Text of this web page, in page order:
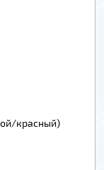
красный)